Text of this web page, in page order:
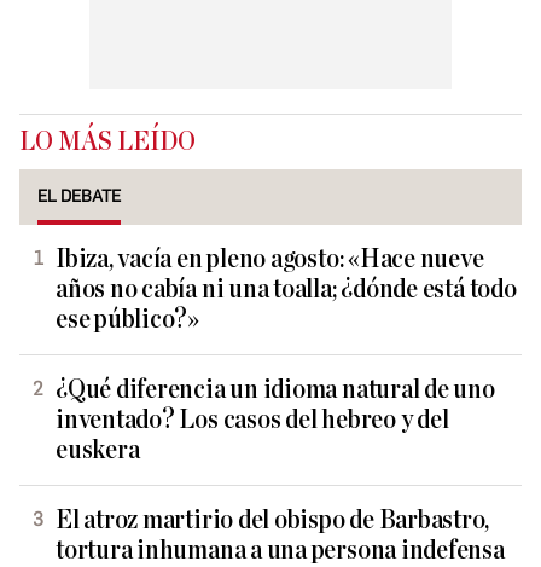
LO MÁS LEÍDO
EL DEBATE
Ibiza, vacía en pleno agosto: «Hace nueve
años no cabía ni una toalla; ¿dónde está todo
ese público?»
¿Qué diferencia un idioma natural de uno
inventado? Los casos del hebreo y del
euskera
El atroz martirio del obispo de Barbastro,
tortura inhumana a una persona indefensa